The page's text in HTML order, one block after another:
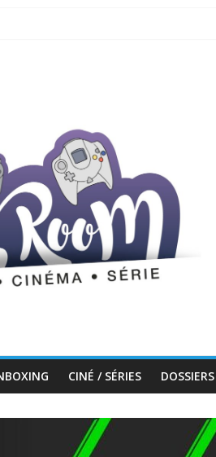
CINÉ / SÉRIES DOSSIERS